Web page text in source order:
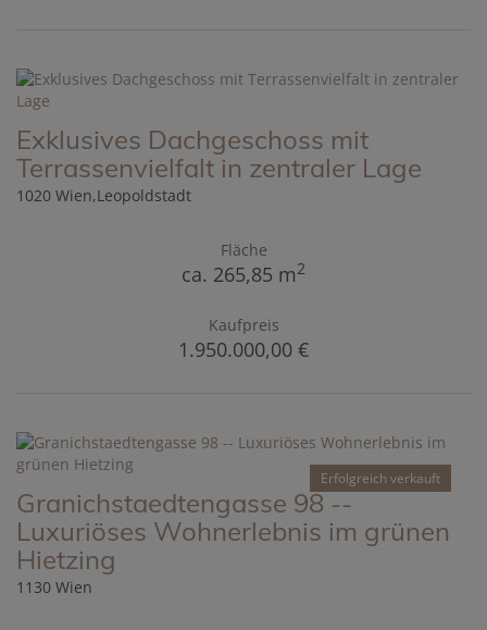
Exklusives Dachgeschoss mit
Terrassenvielfalt in zentraler Lage
1020 Wien,Leopoldstadt
Fläche
ca. 265,85 m2
Kaufpreis
1.950.000,00 €
Erfolgreich verkauft
Granichstaedtengasse 98 --
Luxuriöses Wohnerlebnis im grünen
Hietzing
1130 Wien